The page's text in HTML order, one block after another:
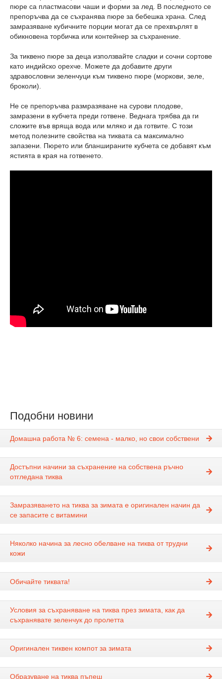
пюре са пластмасови чаши и форми за лед. В последното се
препоръчва да се съхранява пюре за бебешка храна. След
замразяване кубичните порции могат да се прехвърлят в
обикновена торбичка или контейнер за съхранение.
За тиквено пюре за деца използвайте сладки и сочни сортове
като индийско орехче. Можете да добавите други
здравословни зеленчуци към тиквено пюре (моркови, зеле,
броколи).
Не се препоръчва размразяване на сурови плодове,
замразени в кубчета преди готвене. Веднага трябва да ги
сложите във вряща вода или мляко и да готвите. С този
метод полезните свойства на тиквата са максимално
запазени. Пюрето или бланшираните кубчета се добавят към
ястията в края на готвенето.
Подобни новини
Домашна работа № 6: семена - малко, но свои собствени
Достъпни начини за съхранение на собствена ръчно
отгледана тиква
Замразяването на тиква за зимата е оригинален начин да
се запасите с витамини
Няколко начина за лесно обелване на тиква от трудни
кожи
Обичайте тиквата!
Условия за съхраняване на тиква през зимата, как да
съхранявате зеленчук до пролетта
Оригинален тиквен компот за зимата
Образуване на тиква пъпеш